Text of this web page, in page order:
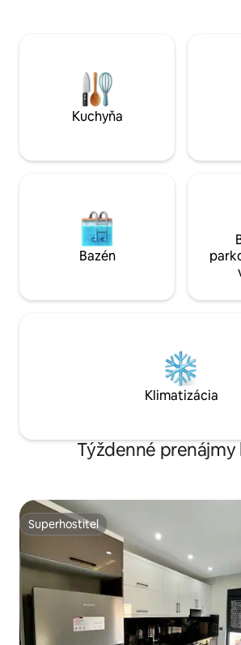
pripojenie a písací stôl
Kuchyňa
Bazén
Klimatizácia
Týždenné
Superhostiteľ
Superhostiteľ